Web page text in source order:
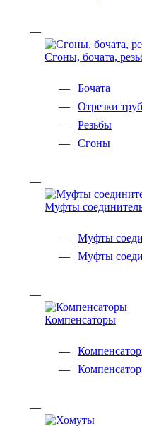
Сгоны, бочата,
Бочата
Отрезки труб
Резьбы
Сгоны
Муфты
Муфты
Муфты
Компенсаторы